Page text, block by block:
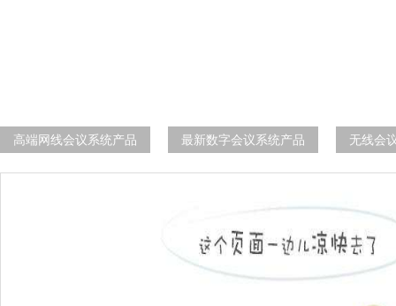
高端网线会议系统产品 最新数字会议系统产品 无线会